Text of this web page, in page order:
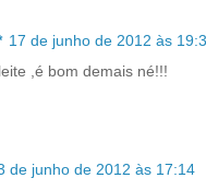
17 de junho de 2012 às
,é bom demais né!!!
de junho de 2012 às 17:14